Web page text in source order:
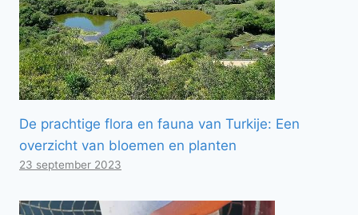
De prachtige flora en fauna van Turkije: Een
overzicht van bloemen en planten
23 september 2023